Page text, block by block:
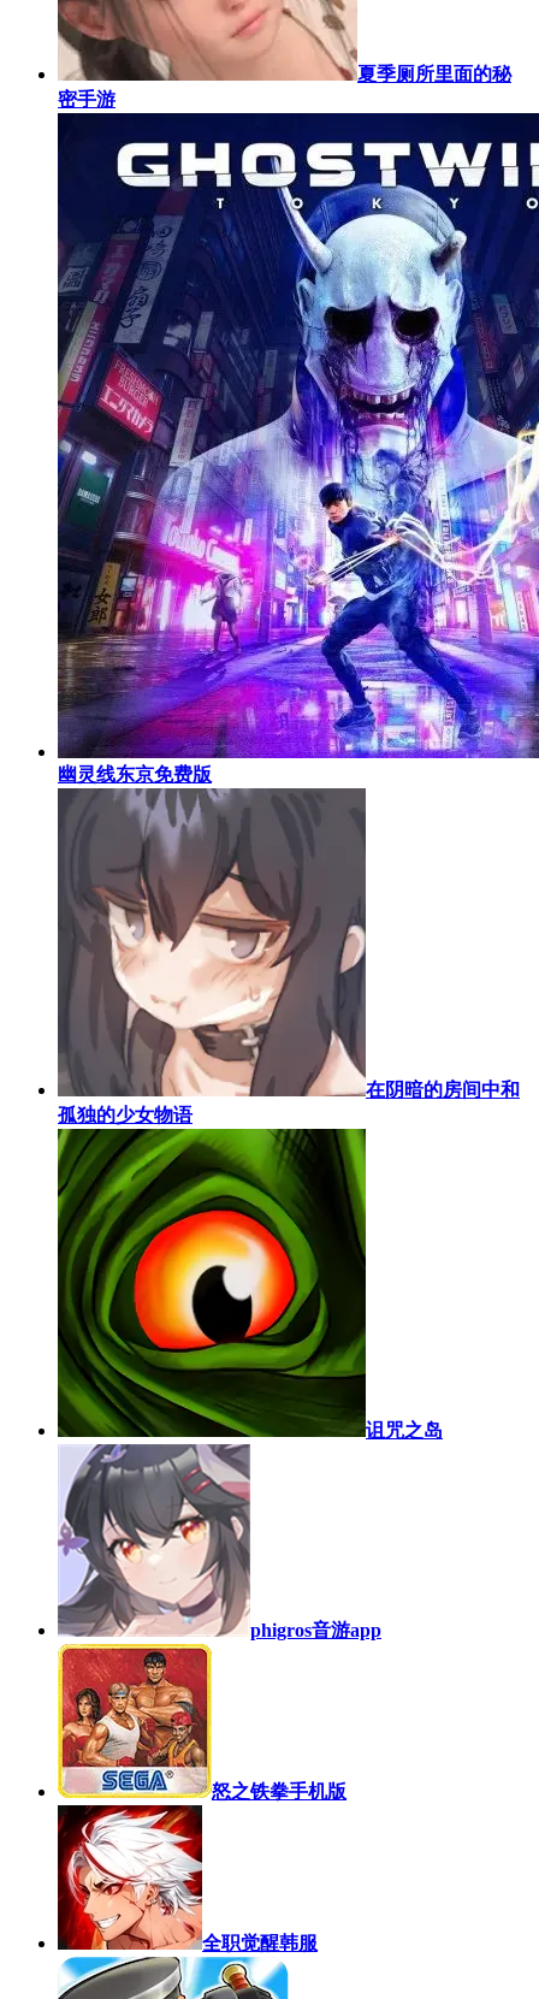
夏季厕所里面的秘
密手游
幽灵线东京免费版
在阴暗的房间中和
孤独的少女物语
诅咒之岛
phigros音游app
怒之铁拳手机版
全职觉醒韩服